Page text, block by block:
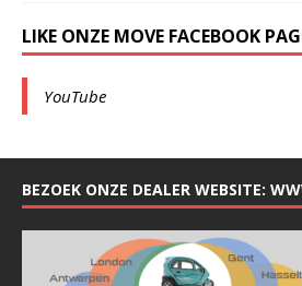
LIKE ONZE MOVE FACEBOOK
YouTube
BEZOEK ONZE DEALER WEBSITE: